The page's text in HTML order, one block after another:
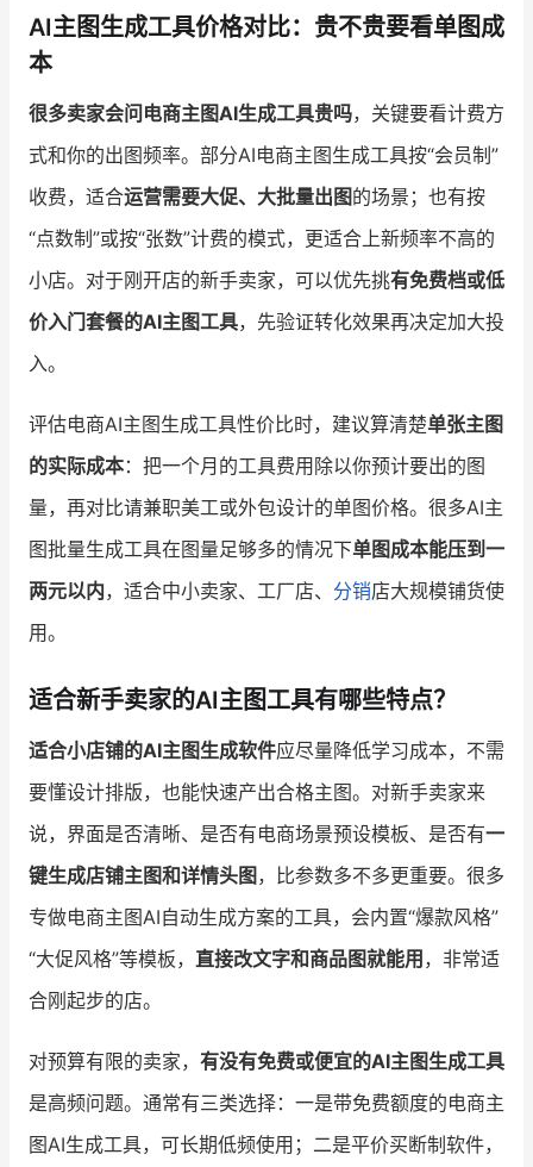
AI主图生成工具价格对比：贵不贵要看单图成
本
很多卖家会问电商主图AI生成工具贵吗，关键要看计费方
式和你的出图频率。部分AI电商主图生成工具按“会员制”
收费，适合运营需要大促、大批量出图的场景；也有按
“点数制”或按“张数”计费的模式，更适合上新频率不高的
小店。对于刚开店的新手卖家，可以优先挑有免费档或低
价入门套餐的AI主图工具，先验证转化效果再决定加大投
入。
评估电商AI主图生成工具性价比时，建议算清楚单张主图
的实际成本：把一个月的工具费用除以你预计要出的图
量，再对比请兼职美工或外包设计的单图价格。很多AI主
图批量生成工具在图量足够多的情况下单图成本能压到一
两元以内，适合中小卖家、工厂店、 分销店大规模铺货使
用。
适合新手卖家的AI主图工具有哪些特点？
适合小店铺的AI主图生成软件应尽量降低学习成本，不需
要懂设计排版，也能快速产出合格主图。对新手卖家来
说，界面是否清晰、是否有电商场景预设模板、是否有一
键生成店铺主图和详情头图，比参数多不多更重要。很多
专做电商主图AI自动生成方案的工具，会内置“爆款风格”
“大促风格”等模板， 直接改文字和商品图就能用，非常适
合刚起步的店。
对预算有限的卖家， 有没有免费或便宜的AI主图生成工具
是高频问题。通常有三类选择：一是带免费额度的电商主
图AI生成工具，可长期低频使用；二是平价买断制软件，